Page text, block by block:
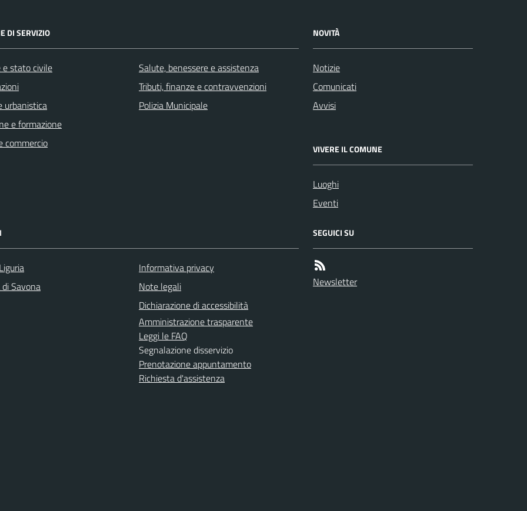
DI SERVIZIO
e stato civile
urbanistica
e formazione
commercio
Salute, benessere e assistenza
Tributi, finanze e contravvenzioni
Polizia Municipale
NOVITÀ
Notizie
Comunicati
Avvisi
VIVERE IL COMUNE
Luoghi
Eventi
Savona
Informativa privacy
Note legali
Dichiarazione di accessibilità
Amministrazione trasparente
Leggi le FAQ
Segnalazione disservizio
Prenotazione appuntamento
Richiesta d'assistenza
SEGUICI SU
Newsletter